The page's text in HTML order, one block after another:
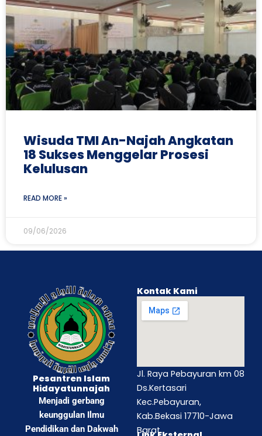
Wisuda TMI An-Najah Angkatan
18 Sukses Menggelar Prosesi
Kelulusan
READ MORE »
09/06/2026
Pesantren Islam
Hidayatunnajah
Menjadi gerbang
keunggulan Ilmu
Pendidikan dan Dakwah
Kontak Kami
Jl. Raya Pebayuran km 08
Ds.Kertasari
Kec.Pebayuran,
Kab.Bekasi 17710-Jawa
Barat